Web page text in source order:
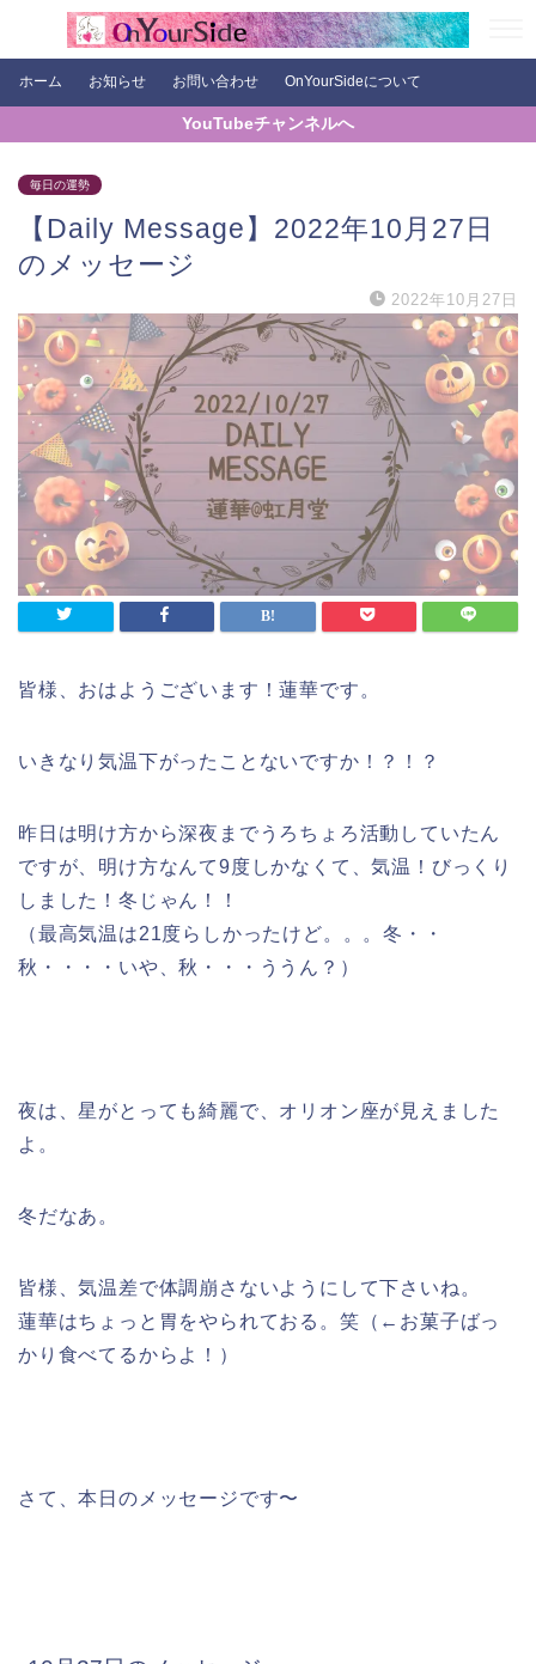
ホーム お知らせ お問い合わせ OnYourSideについて
YouTubeチャンネルへ
毎日の運勢
【Daily Message】2022年10月27日
のメッセージ
2022年10月27日
皆様、おはようございます！蓮華です。
いきなり気温下がったことないですか！？！？
昨日は明け方から深夜までうろちょろ活動していたん
ですが、明け方なんて9度しかなくて、気温！びっくり
しました！冬じゃん！！
（最高気温は21度らしかったけど。。。冬・・
秋・・・・いや、秋・・・ううん？）
夜は、星がとっても綺麗で、オリオン座が見えました
よ。
冬だなあ。
皆様、気温差で体調崩さないようにして下さいね。
蓮華はちょっと胃をやられておる。笑（←お菓子ばっ
かり食べてるからよ！）
さて、本日のメッセージです〜